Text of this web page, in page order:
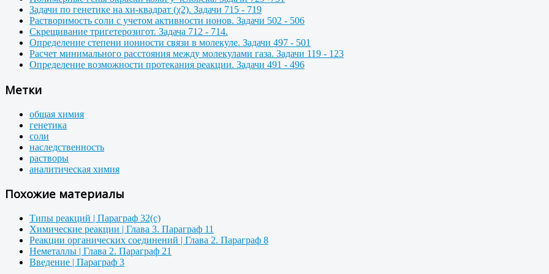
Задачи по генетике на хи-квадрат (χ2). Задачи 715 - 719
Растворимость соли с учетом активности ионов. Задачи 502 - 506
Скрещивание тригетерозигот. Задача 712 - 714.
Определение степени ионности связи в молекуле. Задачи 497 - 501
Расчет минимального расстояния между молекулами газа. Задачи 119 - 123
Определение возможности протекания реакции. Задачи 491 - 496
Метки
общая химия
генетика
соли
наследственность
растворы
аналитическая химия
Похожие материалы
Типы реакций | Параграф 32(с)
Химические реакции | Глава 3. Параграф 11
Реакции органических соединений | Глава 2. Параграф 8
Неметаллы | Глава 2. Параграф 21
Введение | Параграф 3